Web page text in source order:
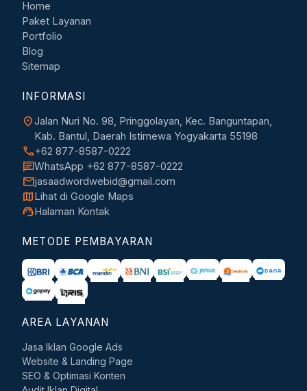
Home
Paket Layanan
Portfolio
Blog
Sitemap
INFORMASI
location_onJalan Nuri No. 98, Pringgolayan, Kec. Banguntapan,
Kab. Bantul, Daerah Istimewa Yogyakarta 55198
call+62 877-8587-0222
chatWhatsApp +62 877-8587-0222
mailjasaadwordwebid@gmail.com
mapLihat di Google Maps
support_agentHalaman Kontak
METODE PEMBAYARAN
AREA LAYANAN
Jasa Iklan Google Ads
Website & Landing Page
SEO & Optimasi Konten